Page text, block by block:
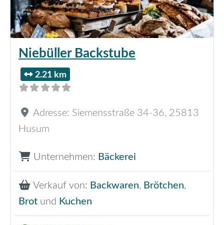
Niebüller Backstube
2.21 km
Adresse: Siemensstraße 34-36, 25813
Husum
Unternehmen: Bäckerei
Verkauf von: Backwaren, Brötchen,
Brot und Kuchen